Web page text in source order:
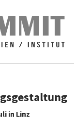
in Linz